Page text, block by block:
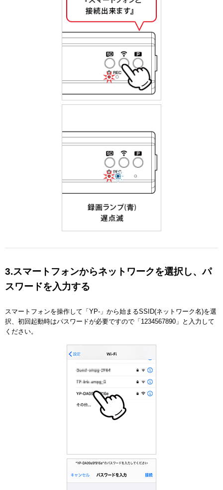
3.スマートフォンからネットワークを選択し、パ
スワードを入力する
スマートフォンを操作して「YP-」から始まるSSID(ネットワーク名)を選
択、初回起動時はパスワードが必要ですので「1234567890」と入力して
ください。